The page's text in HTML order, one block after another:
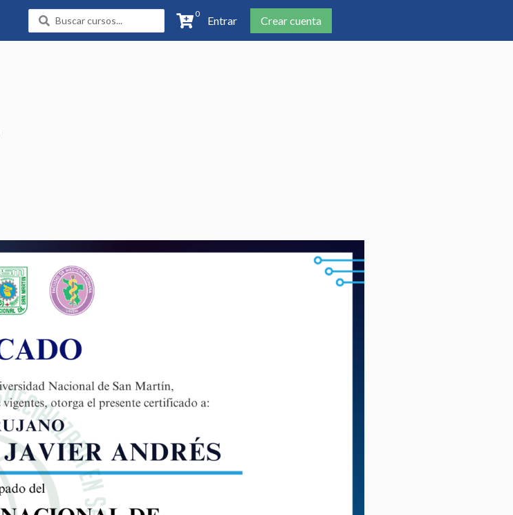
Search
...
0
Entrar Crear cuenta